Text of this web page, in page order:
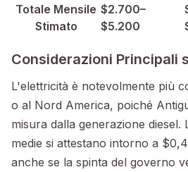
Totale Mensile
Stimato
$2.700–
$5.200
Considerazioni Principali
L'elettricità è notevolmente più
o al Nord America, poiché
misura dalla generazione diesel.
medie si attestano intorno a
anche se la spinta del governo